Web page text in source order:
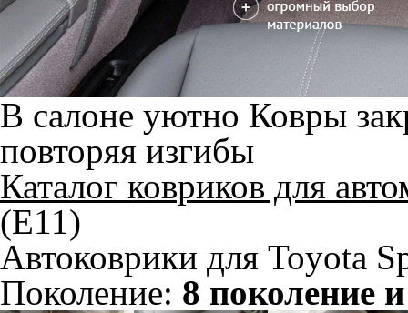
В салоне уютно Ковры
повторяя изгибы
Каталог ковриков для
(E11)
Автоковрики для Toyota
Поколение: 8 поколение